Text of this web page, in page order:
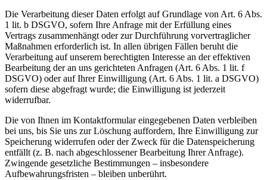
Die Verarbeitung dieser Daten erfolgt auf Grundlage von Art. 6 Abs.
1 lit. b DSGVO, sofern Ihre Anfrage mit der Erfüllung eines
Vertrags zusammenhängt oder zur Durchführung vorvertraglicher
Maßnahmen erforderlich ist. In allen übrigen Fällen beruht die
Verarbeitung auf unserem berechtigten Interesse an der effektiven
Bearbeitung der an uns gerichteten Anfragen (Art. 6 Abs. 1 lit. f
DSGVO) oder auf Ihrer Einwilligung (Art. 6 Abs. 1 lit. a DSGVO)
sofern diese abgefragt wurde; die Einwilligung ist jederzeit
widerrufbar.
Die von Ihnen im Kontaktformular eingegebenen Daten verbleiben
bei uns, bis Sie uns zur Löschung auffordern, Ihre Einwilligung zur
Speicherung widerrufen oder der Zweck für die Datenspeicherung
entfällt (z. B. nach abgeschlossener Bearbeitung Ihrer Anfrage).
Zwingende gesetzliche Bestimmungen – insbesondere
Aufbewahrungsfristen – bleiben unberührt.